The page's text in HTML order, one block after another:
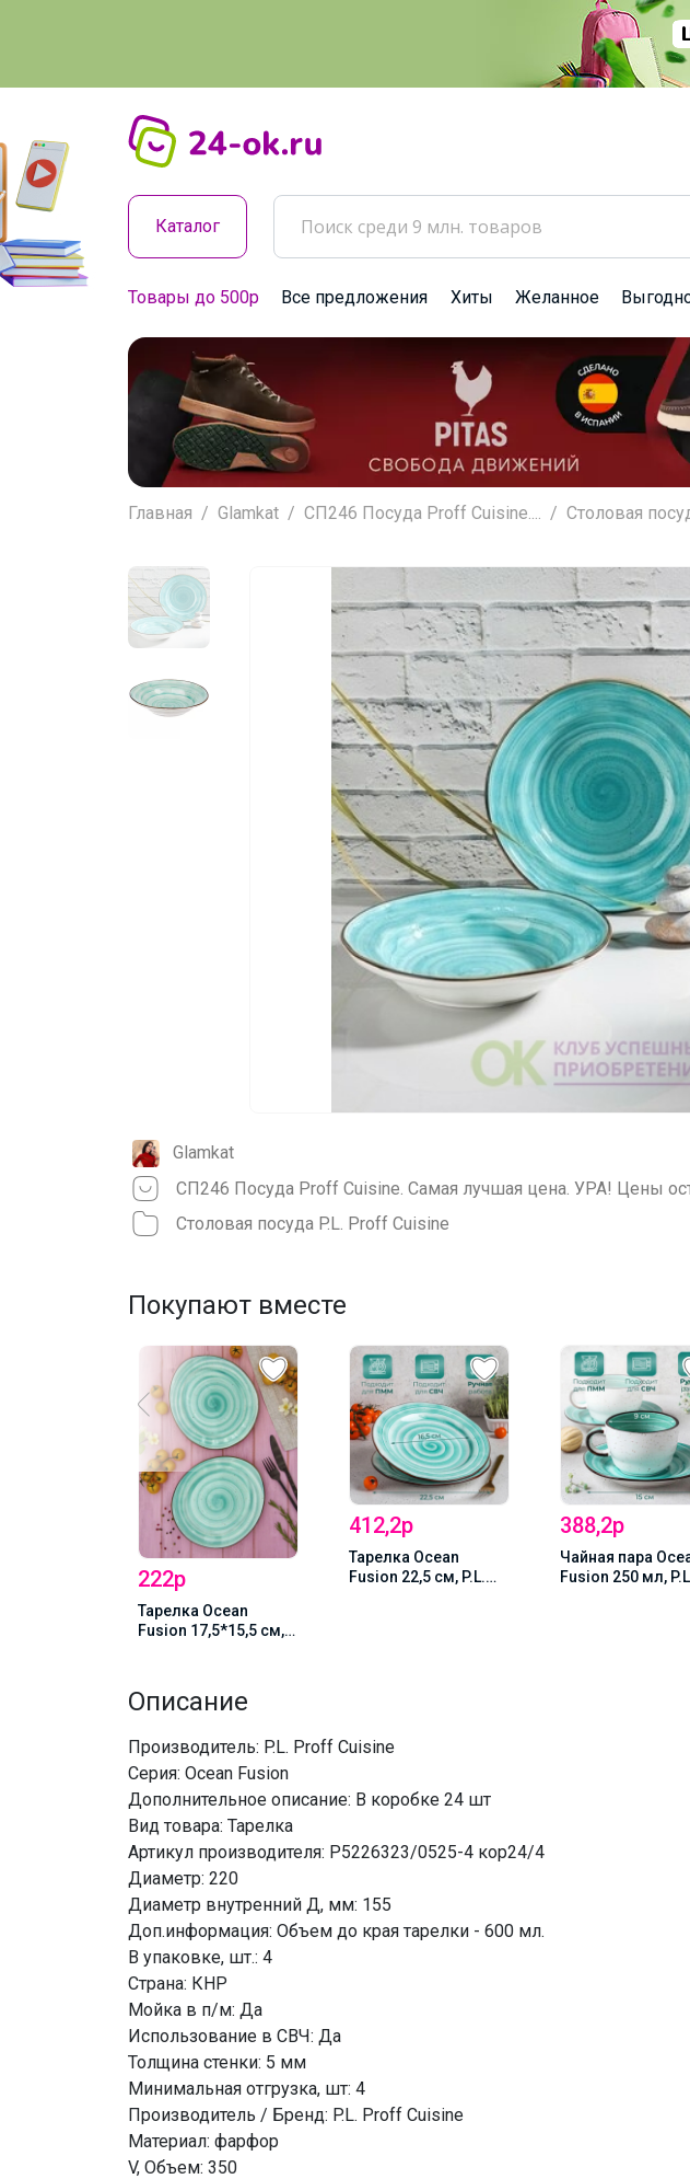
Каталог
Товары до 500р Все предложения Хиты Желанное
Главная Glamkat СП246 Посуда Proff Cuisine.... Столовая
Glamkat
Столовая посуда P.L. Proff Cuisine
Покупают вместе
222р
Тарелка Ocean
Fusion 17,5*15,5 см,
412,2р
Тарелка Ocean
Fusion 22,5 см, P.L.
388,2р
Чайная пара
Fusion 250 мл,
Описание
Производитель: P.L. Proff Cuisine
Серия: Ocean Fusion
Дополнительное описание: В коробке 24 шт
Вид товара: Тарелка
Артикул производителя: P5226323/0525-4 кор24/4
Диаметр: 220
Диаметр внутренний Д, мм: 155
Доп.информация: Объем до края тарелки - 600 мл.
В упаковке, шт.: 4
Страна: КНР
Мойка в п/м: Да
Использование в СВЧ: Да
Толщина стенки: 5 мм
Минимальная отгрузка, шт: 4
Производитель / Бренд: P.L. Proff Cuisine
Материал: фарфор
V, Объем: 350